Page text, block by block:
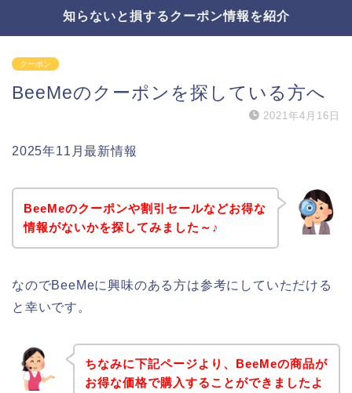
知らないと損するクーポン情報を紹介
クーポン
BeeMeのクーポンを探している方へ
2021年4月16日
2025年11月最新情報
BeeMeのクーポンや割引セールなどお得な
情報がないかを探してみました～♪
なのでBeeMeに興味のある方は参考にしていただける
と幸いです。
ちなみに下記ページより、BeeMeの商品が
お得な価格で購入することができましたよ